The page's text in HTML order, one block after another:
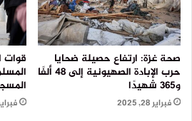
صحة غزة: ارتفاع حصيلة ضحايا
حرب الإبادة الصهيونية إلى 48 ألفًا
و365 شهيدًا
فبراير 28, 2025
قوات
فبراير 28,